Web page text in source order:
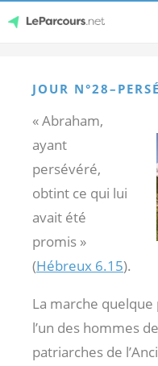
content
JOUR
« Abraham,
ayant
persévéré,
obtint ce qui lui
avait été
promis »
(Hébreux 6.15).
La marche quelque
l’un des hommes
patriarches de